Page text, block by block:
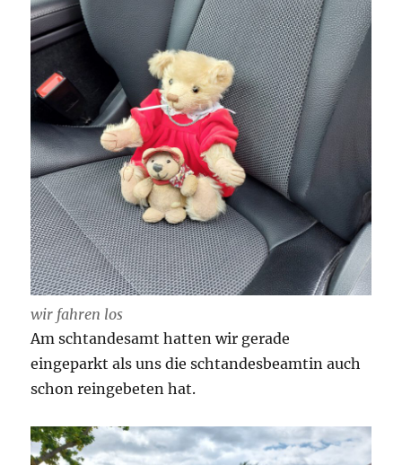
wir fahren los
Am schtandesamt hatten wir gerade
eingeparkt als uns die schtandesbeamtin auch
schon reingebeten hat.